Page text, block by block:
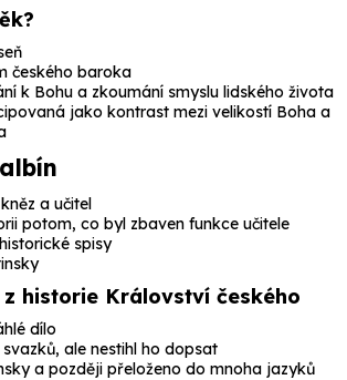
českého baroka
k Bohu a zkoumání smyslu lidského života
jako kontrast mezi velikostí Boha a
a učitel
potom, co byl zbaven funkce učitele
spisy
historie Království českého
dílo
ale nestihl ho dopsat
a později přeloženo do mnoha jazyků